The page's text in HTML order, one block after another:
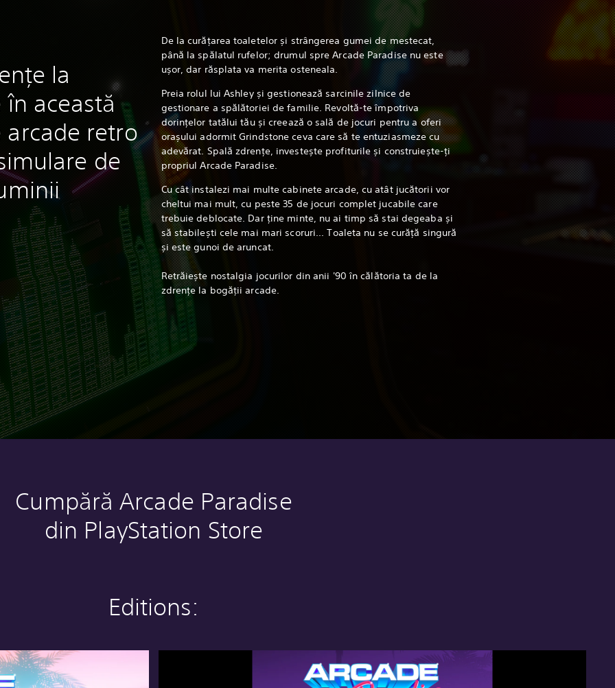
la
această
retro
de
De la curățarea toaletelor și strângerea gumei de mestecat,
până la spălatul rufelor; drumul spre Arcade Paradise nu este
ușor, dar răsplata va merita osteneala.
Preia rolul lui Ashley și gestionează sarcinile zilnice de
gestionare a spălătoriei de familie. Revoltă-te împotriva
dorințelor tatălui tău și creează o sală de jocuri pentru a oferi
orașului adormit Grindstone ceva care să te entuziasmeze cu
adevărat. Spală zdrențe, investește profiturile și construiește-ți
propriul Arcade Paradise.
Cu cât instalezi mai multe cabinete arcade, cu atât jucătorii vor
cheltui mai mult, cu peste 35 de jocuri complet jucabile care
trebuie deblocate. Dar ține minte, nu ai timp să stai degeaba și
să stabilești cele mai mari scoruri... Toaleta nu se curăță singură
și este gunoi de aruncat.
Retrăiește nostalgia jocurilor din anii '90 în călătoria ta de la
zdrențe la bogății arcade.
Cumpără Arcade Paradise
din PlayStation Store
Editions: